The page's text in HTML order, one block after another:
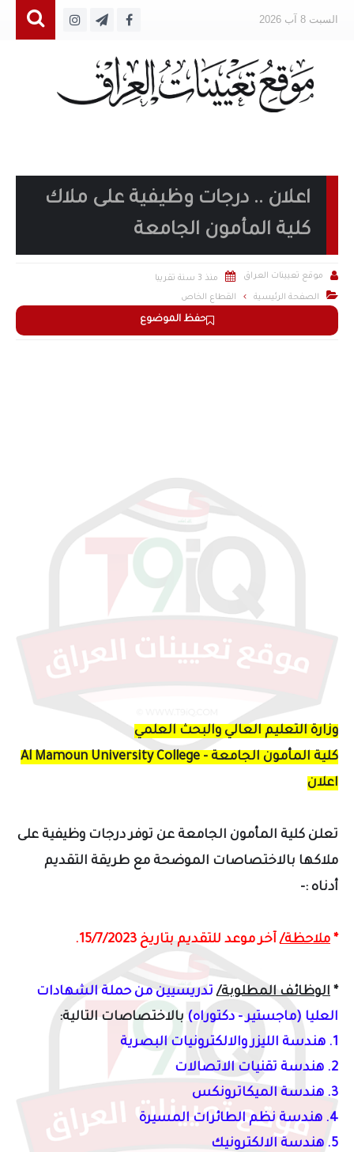
السبت 8 آب 2026
اعلان .. درجات وظيفية على ملاك
كلية المأمون الجامعة
حفظ الموضوع
 موقع تعيينات العراق  منذ 3 سنة تقريبا
 الصفحة الرئيسية القطاع الخاص
وزارة التعليم العالي والبحث العلمي
كلية المأمون الجامعة - Al Mamoun University College
اعلان
تعلن كلية المأمون الجامعة عن توفر درجات وظيفية على
ملاكها بالاختصاصات الموضحة مع طريقة التقديم
أدناه :-
* ملاحظة/آخر موعد للتقديم بتاريخ 15/7/2023.
* الوظائف المطلوبة/ تدريسيين منحملة الشهادات
العليا (ماجستير - دكتوراه) بالاختصاصات التالية:
1. هندسة الليزر والالكترونيات البصرية
2. هندسة تقنيات الاتصالات
3. هندسة الميكاترونكس
4. هندسة نظم الطائرات المسيرة
5. هندسة الالكترونيك